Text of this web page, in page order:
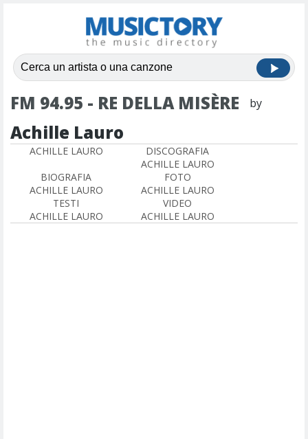
FM 94.95 - RE DELLA MISÈRE by
Achille Lauro
ACHILLE LAURO
DISCOGRAFIA
ACHILLE LAURO
BIOGRAFIA
ACHILLE LAURO
FOTO
ACHILLE LAURO
TESTI
ACHILLE LAURO
VIDEO
ACHILLE LAURO